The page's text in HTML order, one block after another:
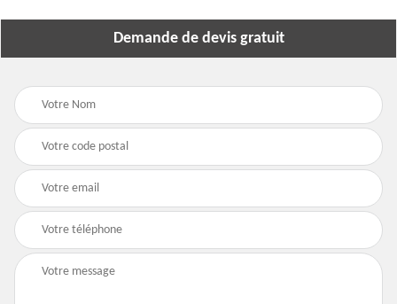
Demande de devis gratuit